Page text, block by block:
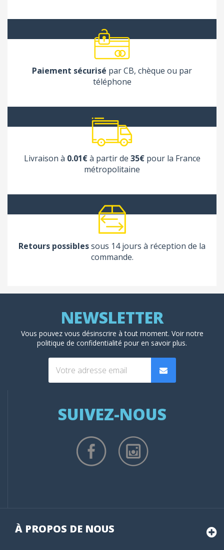
Paiement sécurisé par CB, chèque ou par
téléphone
Livraison à 0.01€à partir de 35€pour la France
métropolitaine
Retours possiblessous 14 jours à réception de la
commande.
Vous pouvez vous désinscrire à tout moment. Voir notre
politique de confidentialité pour en savoir plus.
SUIVEZ-NOUS
À PROPOS DE NOUS